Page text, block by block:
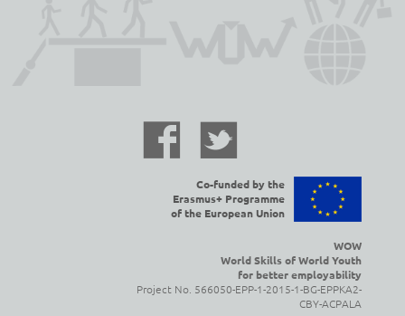
Co-funded by the
Erasmus+ Programme
of the European Union
WOW
World Skills of World Youth
for better employability
Project No. 566050-EPP-1-2015-1-BG-EPPKA2-
CBY-ACPALA